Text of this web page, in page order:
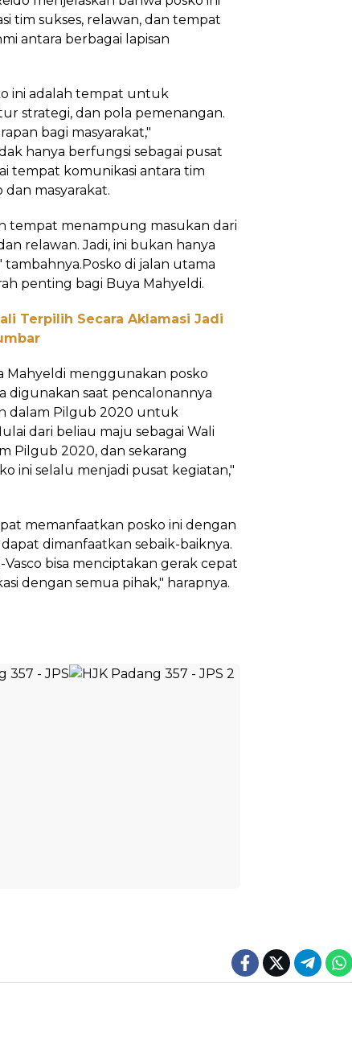
tim sukses, relawan, dan tempat
antara berbagai lapisan
ini adalah tempat untuk
strategi, dan pola pemenangan.
bagi masyarakat,"
hanya berfungsi sebagai pusat
tempat komunikasi antara tim
masyarakat.
tempat menampung masukan dari
relawan. Jadi, ini bukan hanya
di jalan utama
penting bagi Buya Mahyeldi.
Terpilih Secara Aklamasi Jadi
Mahyeldi menggunakan posko
digunakan saat pencalonannya
dalam Pilgub 2020 untuk
dari beliau maju sebagai Wali
Pilgub 2020, dan sekarang
ini selalu menjadi pusat kegiatan,"
memanfaatkan posko ini dengan
dimanfaatkan sebaik-baiknya.
bisa menciptakan gerak cepat
dengan semua pihak," harapnya.